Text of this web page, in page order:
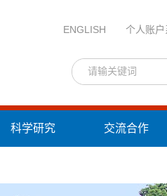
ENGLISH 个人账
科学研究 交流合作